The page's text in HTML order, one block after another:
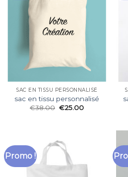
SAC EN TISSU PERSONNALISÉ
sac en tissu personnalisé
€38.00 €25.00
Promo !